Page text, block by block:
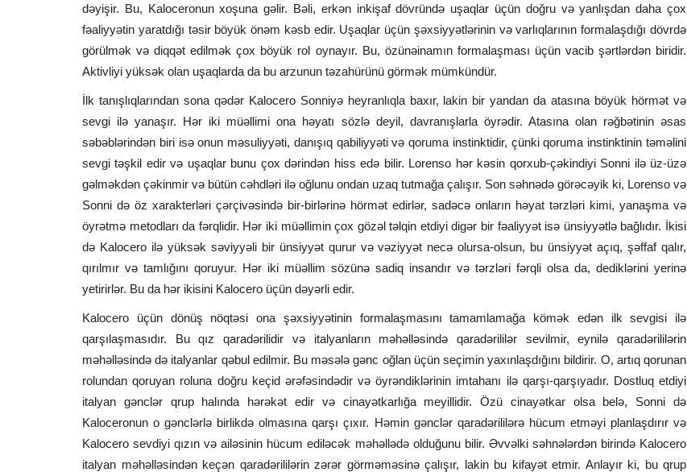
dəyişir. Bu, Kaloceronun xoşuna gəlir. Bəli, erkən inkişaf dövründə uşaqlar üçün doğru və yanlışdan daha çox
fəaliyyətin yaratdığı təsir böyük önəm kəsb edir. Uşaqlar üçün şəxsiyyətlərinin və varlıqlarının formalaşdığı dövrdə
görülmək və diqqət edilmək çox böyük rol oynayır. Bu, özünəinamın formalaşması üçün vacib şərtlərdən biridir.
Aktivliyi yüksək olan uşaqlarda da bu arzunun təzahürünü görmək mümkündür.
İlk tanışlıqlarından sona qədər Kalocero Sonniyə heyranlıqla baxır, lakin bir yandan da atasına böyük hörmət və
sevgi ilə yanaşır. Hər iki müəllimi ona həyatı sözlə deyil, davranışlarla öyrədir. Atasına olan rəğbətinin əsas
səbəblərindən biri isə onun məsuliyyəti, danışıq qabiliyyəti və qoruma instinktidir, çünki qoruma instinktinin təməlini
sevgi təşkil edir və uşaqlar bunu çox dərindən hiss edə bilir. Lorenso hər kəsin qorxub-çəkindiyi Sonni ilə üz-üzə
gəlməkdən çəkinmir və bütün cəhdləri ilə oğlunu ondan uzaq tutmağa çalışır. Son səhnədə görəcəyik ki, Lorenso və
Sonni də öz xarakterləri çərçivəsində bir-birlərinə hörmət edirlər, sadəcə onların həyat tərzləri kimi, yanaşma və
öyrətmə metodları da fərqlidir. Hər iki müəllimin çox gözəl təlqin etdiyi digər bir fəaliyyət isə ünsiyyətlə bağlıdır. İkisi
də Kalocero ilə yüksək səviyyəli bir ünsiyyət qurur və vəziyyət necə olursa-olsun, bu ünsiyyət açıq, şəffaf qalır,
qırılmır və tamlığını qoruyur. Hər iki müəllim sözünə sadiq insandır və tərzləri fərqli olsa da, dediklərini yerinə
yetirirlər. Bu da hər ikisini Kalocero üçün dəyərli edir.
Kalocero üçün dönüş nöqtəsi ona şəxsiyyətinin formalaşmasını tamamlamağa kömək edən ilk sevgisi ilə
qarşılaşmasıdır. Bu qız qaradərilidir və italyanların məhəlləsində qaradərililər sevilmir, eynilə qaradərililərin
məhəlləsində də italyanlar qəbul edilmir. Bu məsələ gənc oğlan üçün seçimin yaxınlaşdığını bildirir. O, artıq qorunan
rolundan qoruyan roluna doğru keçid ərəfəsindədir və öyrəndiklərinin imtahanı ilə qarşı-qarşıyadır. Dostluq etdiyi
italyan gənclər qrup halında hərəkət edir və cinayətkarlığa meyillidir. Özü cinayətkar olsa belə, Sonni də
Kaloceronun o gənclərlə birlikdə olmasına qarşı çıxır. Həmin gənclər qaradərililərə hücum etməyi planlaşdırır və
Kalocero sevdiyi qızın və ailəsinin hücum ediləcək məhəllədə olduğunu bilir. Əvvəlki səhnələrdən birində Kalocero
italyan məhəlləsindən keçən qaradərililərin zərər görməməsinə çalışır, lakin bu kifayət etmir. Anlayır ki, bu qrup